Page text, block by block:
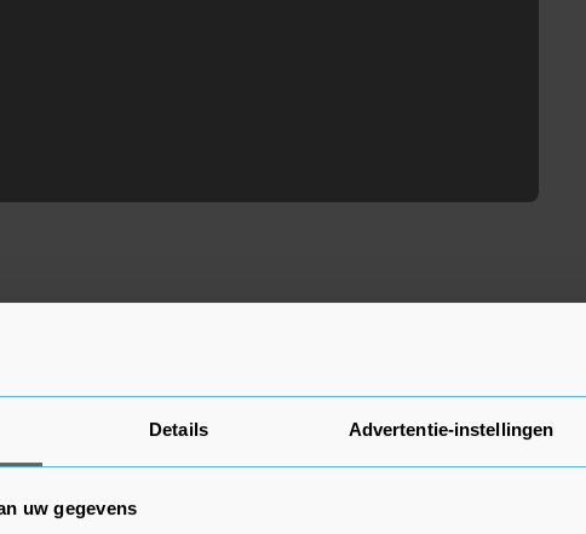
Details Advertentie-instellingen
uw gegevens